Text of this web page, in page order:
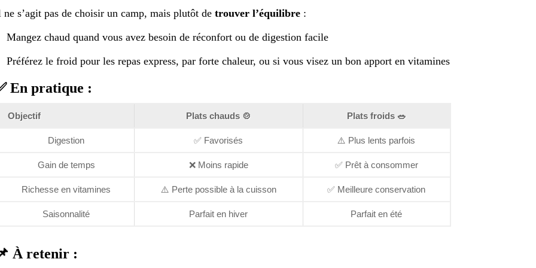
ne s’agit pas de choisir un camp, mais plutôt de trouver l’équilibre:
Mangez chaud quand vous avez besoin de réconfort ou de digestion facile
Préférez le froid pour les repas express, par forte chaleur, ou si vous visez un bon apport en vitamines
En pratique :
Objectif Plats chauds 🍲 Plats froids 🥗
Digestion ✅ Favorisés ⚠️ Plus lents parfois
Gain de temps ❌ Moins rapide ✅ Prêt à consommer
Richesse en vitamines ⚠️ Perte possible à la cuisson ✅ Meilleure conservation
Saisonnalité Parfait en hiver Parfait en été
À retenir :